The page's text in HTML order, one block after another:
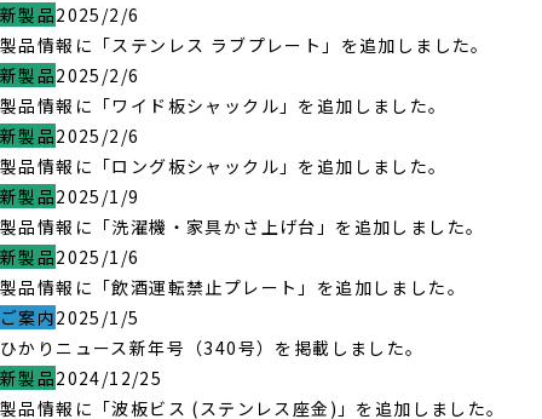
新製品2025/2/6
製品情報に「ステンレス ラブプレート」を追加しました。
新製品2025/2/6
製品情報に「ワイド板シャックル」を追加しました。
新製品2025/2/6
製品情報に「ロング板シャックル」を追加しました。
新製品2025/1/9
製品情報に「洗濯機・家具かさ上げ台」を追加しました。
新製品2025/1/6
製品情報に「飲酒運転禁止プレート」を追加しました。
ご案内2025/1/5
ひかりニュース新年号（340号）を掲載しました。
新製品2024/12/25
製品情報に「波板ビス (ステンレス座金)」を追加しました。